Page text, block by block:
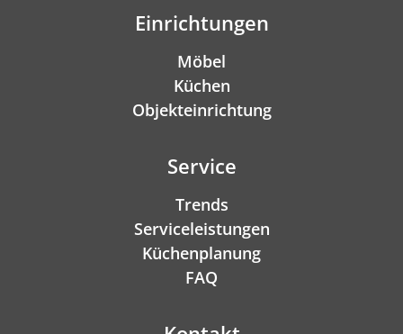
Einrichtungen
Möbel
Küchen
Objekteinrichtung
Service
Trends
Serviceleistungen
Küchenplanung
FAQ